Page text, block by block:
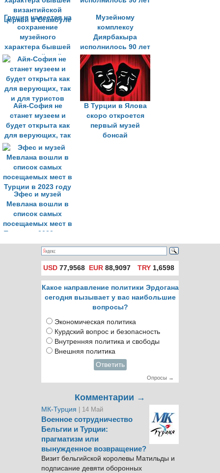
Греция надеется на
сохранение
музейного
характера бывшей
византийской
церкви в Стамбуле
Музейному
комплексу
Диярбакыра
исполнилось 90 лет
Айя-София не
станет музеем и
будет открыта как
для верующих, так
и для туристов
В Турции в Ялова
скоро откроется
первый музей
бонсай
Эфес и музей
Мевлана вошли в
список самых
посещаемых мест в
Турции в 2023 году
USD 77,9568 EUR 88,9097 TRY1,6598
Какое направление политики Эрдогана
сегодня вызывает у вас наибольшие
вопросы?
Экономическая политика
Курдский вопрос и безопасность
Внутренняя политика и свободы
Внешняя политика
Ответить
Опросы →
Комментарии →
МК-Турция | 14 Май
Военное сотрудничество
Бельгии и Турции:
прагматизм или
вынужденное возвращение?
Визит бельгийской королевы Матильды и
подписание девяти оборонных